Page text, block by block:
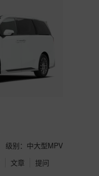
级别：中大型MPV
文章 提问